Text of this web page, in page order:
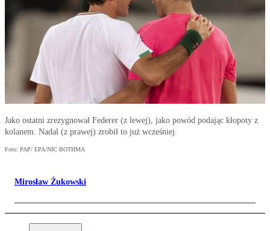
Jako ostatni zrezygnował Federer (z lewej), jako powód podając kłopoty z
kolanem. Nadal (z prawej) zrobił to już wcześniej.
Foto: PAP/ EPA/NIC BOTHMA
Mirosław Żukowski